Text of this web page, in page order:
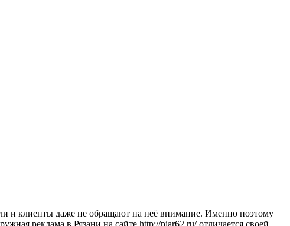
и клиенты даже не обращают на неё внимание. Именно поэтому
реклама в Рязани на сайте http://piar62.ru/ отличается своей